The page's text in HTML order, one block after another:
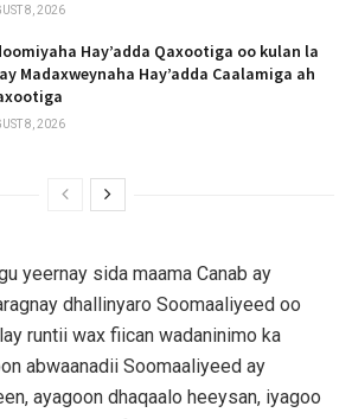
8, 2026
Hay’adda Qaxootiga oo kulan la
Madaxweynaha Hay’adda Caalamiga ah
8, 2026
yeernay sida maama Canab ay
dhallinyaro Soomaaliyeed oo
runtii wax fiican wadaninimo ka
abwaanadii Soomaaliyeed ay
ayagoon dhaqaalo heeysan, iyagoo